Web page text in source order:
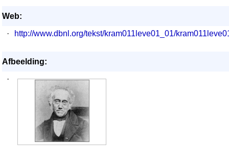
Web:
·
http://www.dbnl.org/tekst/kram011leve01_01/
Afbeelding:
·